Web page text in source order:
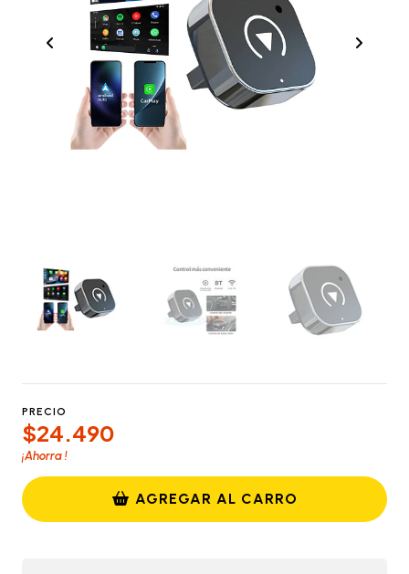
PRECIO
$24.490
¡Ahorra!
AGREGAR AL CARRO